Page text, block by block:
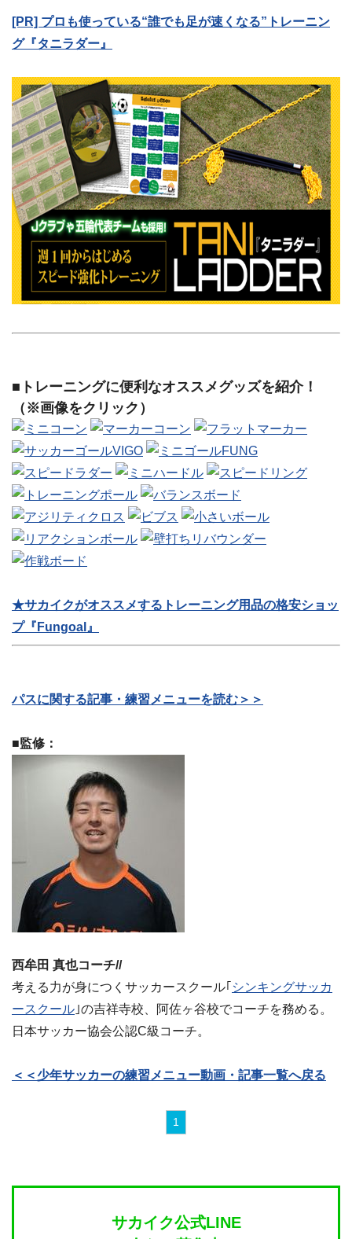
[PR] プロも使っている“誰でも足が速くなる”トレーニン
グ『タニラダー』
■トレーニングに便利なオススメグッズを紹介！
（※画像をクリック）
★サカイクがオススメするトレーニング用品の格安ショッ
プ『Fungoal』
パスに関する記事・練習メニューを読む＞＞
■監修：
西牟田 真也コーチ//
考える力が身につくサッカースクール｢ シンキングサッカ
ースクール ｣の吉祥寺校、阿佐ヶ谷校でコーチを務める。
日本サッカー協会公認C級コーチ。
＜＜少年サッカーの練習メニュー動画・記事一覧へ戻る
1
サカイク公式LINE